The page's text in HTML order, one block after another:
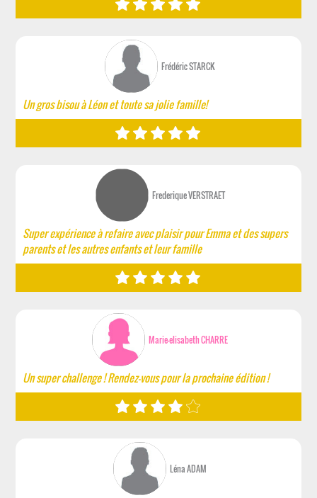
Frédéric STARCK
Un gros bisou à Léon et toute sa jolie famille!
Frederique VERSTRAET
Super expérience à refaire avec plaisir pour Emma et des supers
parents et les autres enfants et leur famille
Marie-elisabeth CHARRE
Un super challenge ! Rendez-vous pour la prochaine édition !
Léna ADAM